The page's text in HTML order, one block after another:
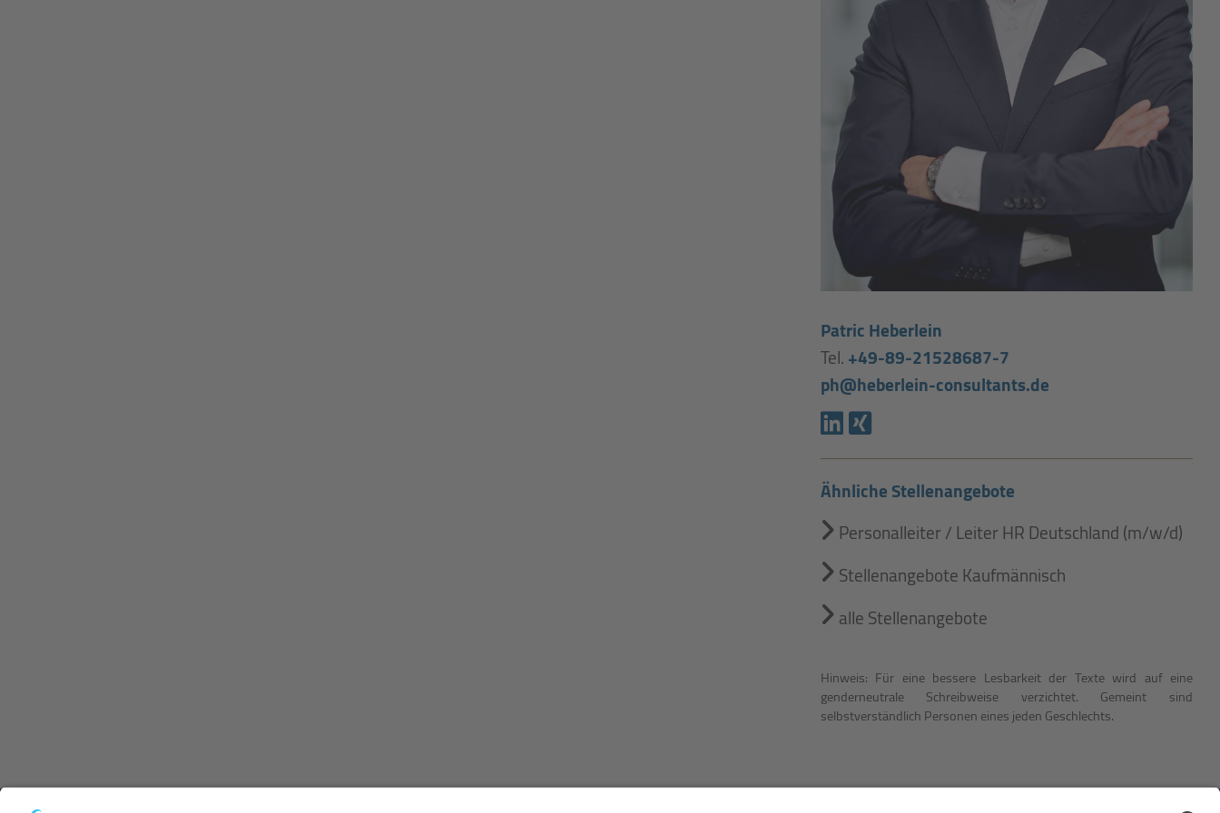
Patric Heberlein
Tel.+49-89-21528687-7
ph@heberlein-consultants.de
Ähnliche Stellenangebote
Personalleiter / Leiter HR Deutschland (m/w/d)
Stellenangebote Kaufmännisch
alle Stellenangebote
Hinweis: Für eine bessere Lesbarkeit der Texte wird auf eine
genderneutrale Schreibweise verzichtet. Gemeint sind
selbstverständlich Personen eines jeden Geschlechts.